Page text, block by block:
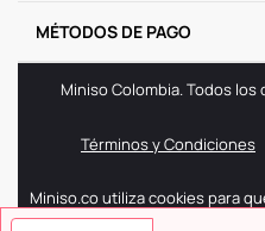
MÉTODOS DE PAGO
Miniso Colombia. Todos
Términos y Condiciones
Miniso.co utiliza cookies para
navegación. Si sigues